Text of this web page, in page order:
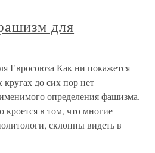
для
Евросоюза Как ни покажется
до сих пор нет
определения фашизма.
в том, что многие
склонны видеть в